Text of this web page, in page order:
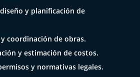
y planificación de
coordinación de obras.
y estimación de costos.
y normativas legales.